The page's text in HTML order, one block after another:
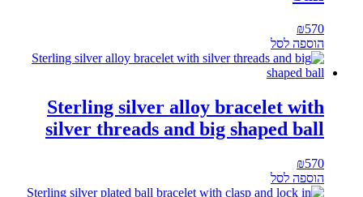
₪570
הוספה לסל
Sterling silver alloy bracelet with
silver threads and big shaped ball
₪570
הוספה לסל